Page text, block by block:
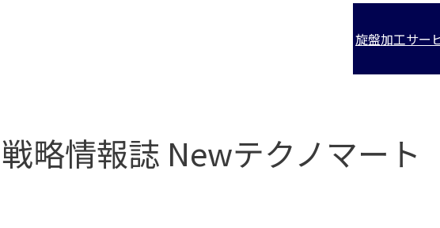
旋盤加工サー
略情報誌 Newテクノマート